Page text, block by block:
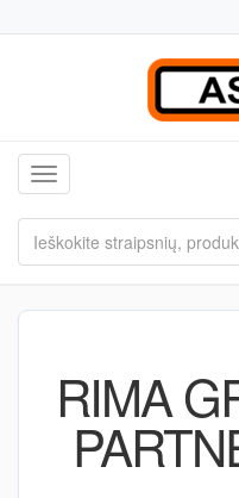
Toggle navigation
RIMA